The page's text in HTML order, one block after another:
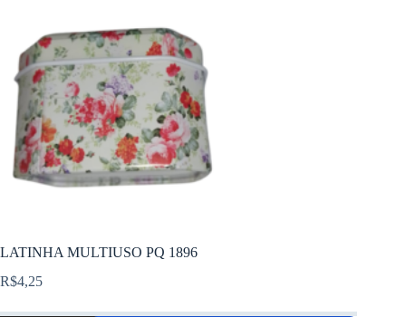
LATINHA MULTIUSO PQ 1896
R$4,25